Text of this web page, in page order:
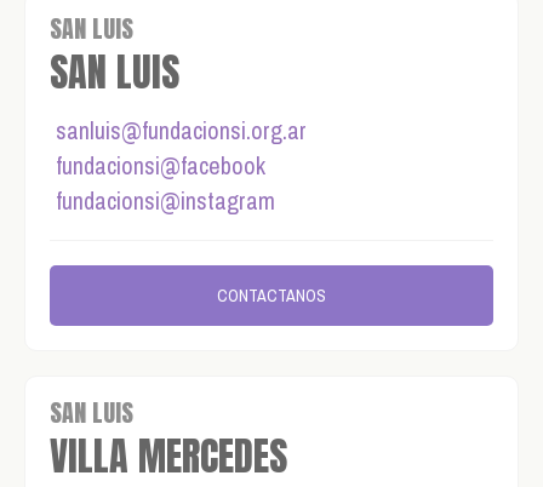
SAN LUIS
SAN LUIS
sanluis@fundacionsi.org.ar
fundacionsi@facebook
fundacionsi@instagram
CONTACTANOS
SAN LUIS
VILLA MERCEDES